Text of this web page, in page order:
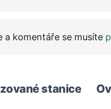
komentáře se musíte
stanice